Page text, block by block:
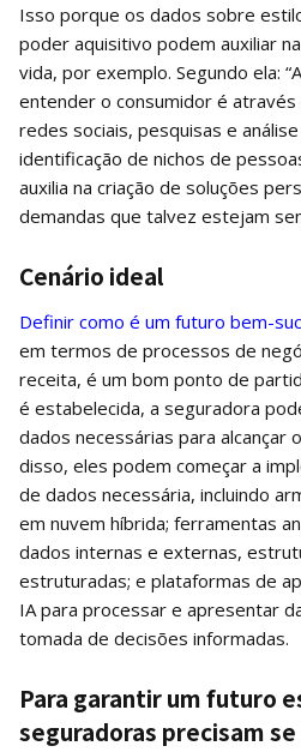
Isso porque os dados sobre
poder aquisitivo podem auxiliar
vida, por exemplo. Segundo ela:
entender o consumidor é
redes sociais, pesquisas e
identificação de nichos de
auxilia na criação de soluções
demandas que talvez estejam
Cenário ideal
Definir como é um futuro bem-
em termos de processos de
receita, é um bom ponto de
é estabelecida, a seguradora
dados necessárias para alcançar
disso, eles podem começar a
de dados necessária, incluindo
em nuvem híbrida; ferramentas
dados internas e externas,
estruturadas; e plataformas de
IA para processar e apresentar
tomada de decisões informadas.
Para garantir um futuro
seguradoras precisam